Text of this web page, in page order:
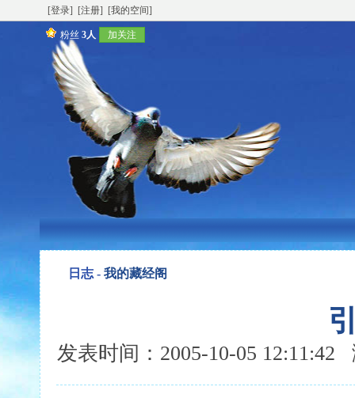
[登录] [注册] [我的空间]
粉丝 3人 加关注
日志 - 我的藏经阁
发表时间：2005-10-05